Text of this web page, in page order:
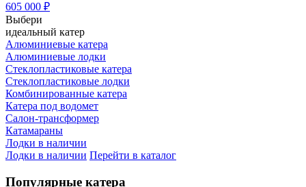
605 000 ₽
Выбери
идеальный катер
Алюминиевые катера
Алюминиевые лодки
Cтеклопластиковые катера
Стеклопластиковые лодки
Комбинированные катера
Катера под водомет
Салон-трансформер
Катамараны
Лодки в наличии
Лодки в наличии Перейти в каталог
Популярные катера